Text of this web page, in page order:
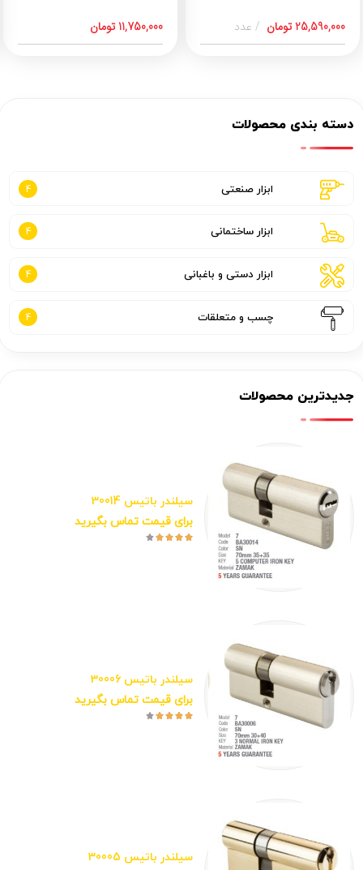
25,590,000تومان عدد 11,750,000 تومان
دسته بندی محصولات
ابزار صنعتی 4
ابزار ساختمانی 4
ابزار دستی و باغبانی 4
چسب و متعلقات 4
جدیدترین محصولات
سیلندر باتیس 30014
برای قیمت تماس بگیرید





سیلندر باتیس 30006
برای قیمت تماس بگیرید





سیلندر باتیس 30005